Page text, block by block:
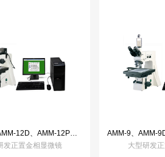
AMM-12、AMM-12D、AMM-12P、AMM-12T、AMM-12ST
发正置金相显微镜
大型研发